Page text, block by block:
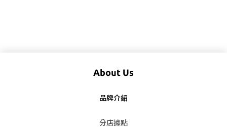
About Us
品牌介紹
分店據點